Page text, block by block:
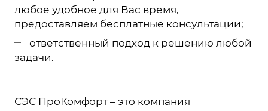
любое удобное для Вас время,
предоставляем бесплатные консультации;
ответственный подход к решению любой
задачи.
СЭС ПроКомфорт – это компания